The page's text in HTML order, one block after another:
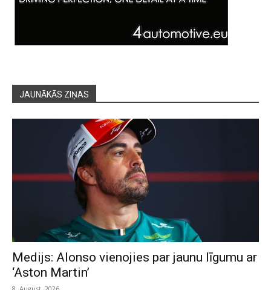
JAUNĀKĀS ZIŅAS
Medijs: Alonso vienojies par jaunu līgumu ar
‘Aston Martin’